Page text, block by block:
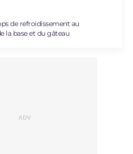
mg
de refroidissement au
la base et du gâteau